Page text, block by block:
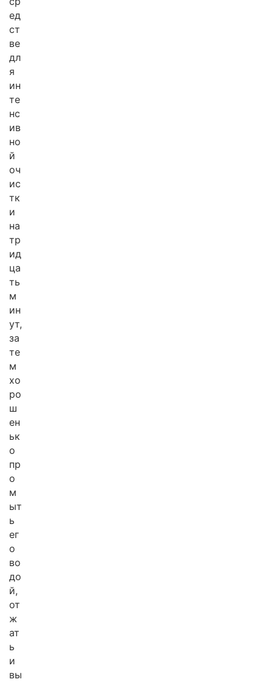
ед
ст
ве
дл
я
ин
те
нс
ив
но
й
оч
ис
тк
и
на
тр
ид
ца
ть
м
ин
ут,
за
те
м
хо
ро
ш
ен
ьк
о
пр
о
м
ыт
ь
ег
о
во
до
й,
от
ж
ат
ь
и
вы